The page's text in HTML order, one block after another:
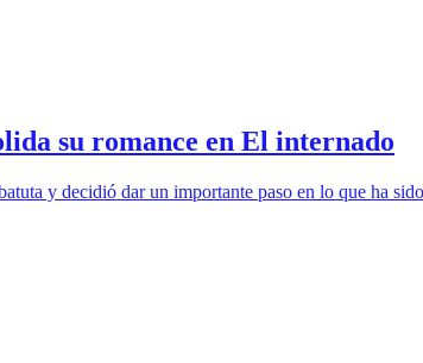
su romance en El internado
y decidió dar un importante paso en lo que ha